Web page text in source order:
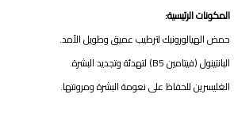
المكونات الرئيسية:
حمض الهيالورونيك لترطيب عميق وطويل الأمد.
البانتينول (فيتامين B5) لتهدئة وتجديد البشرة.
الغليسرين للحفاظ على نعومة البشرة ومرونتها.